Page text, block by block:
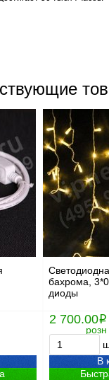
бахрома,
диоды
2 700.00i
розн
В